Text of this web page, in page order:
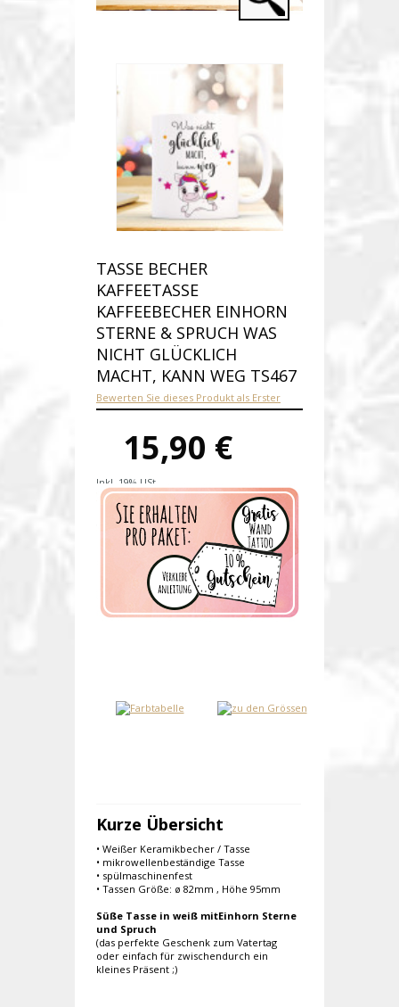
TASSE BECHER
KAFFEETASSE
KAFFEEBECHER EINHORN
STERNE & SPRUCH WAS
NICHT GLÜCKLICH
MACHT, KANN WEG TS467
Bewerten Sie dieses Produkt als Erster
15,90 €
Inkl. 19% USt.
Versandkosten
Produktnummer:ts467-E
Verfügbarkeit:Auf Lager
Lieferzeit: 1-2 Werktage
Kurze Übersicht
• Weißer Keramikbecher / Tasse
• mikrowellenbeständige Tasse
• spülmaschinenfest
• Tassen Größe: ø 82mm , Höhe 95mm
Süße Tasse in weiß mitEinhorn Sterne
und Spruch
(das perfekte Geschenk zum Vatertag
oder einfach für zwischendurch ein
kleines Präsent ;)